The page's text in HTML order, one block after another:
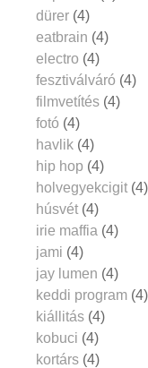
dürer (4)
eatbrain (4)
electro (4)
fesztiválváró (4)
filmvetítés (4)
fotó (4)
havlik (4)
hip hop (4)
holvegyekcigit (4)
húsvét (4)
irie maffia (4)
jami (4)
jay lumen (4)
keddi program (4)
kiállitás (4)
kobuci (4)
kortárs (4)